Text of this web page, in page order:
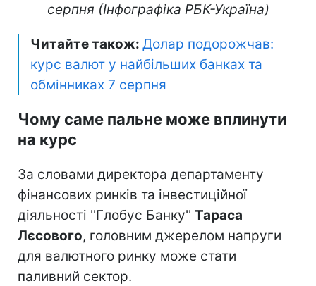
серпня (Інфографіка РБК-Україна)
Читайте також: Долар подорожчав:
курс валют у найбільших банках та
обмінниках 7 серпня
Чому саме пальне може вплинути
на курс
За словами директора департаменту
фінансових ринків та інвестиційної
діяльності ''Глобус Банку'' Тараса
Лєсового, головним джерелом напруги
для валютного ринку може стати
паливний сектор.